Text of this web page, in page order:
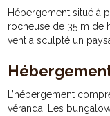
Hébergement situé à
rocheuse de 35 m de
vent a sculpté un
L’hébergement
véranda. Les